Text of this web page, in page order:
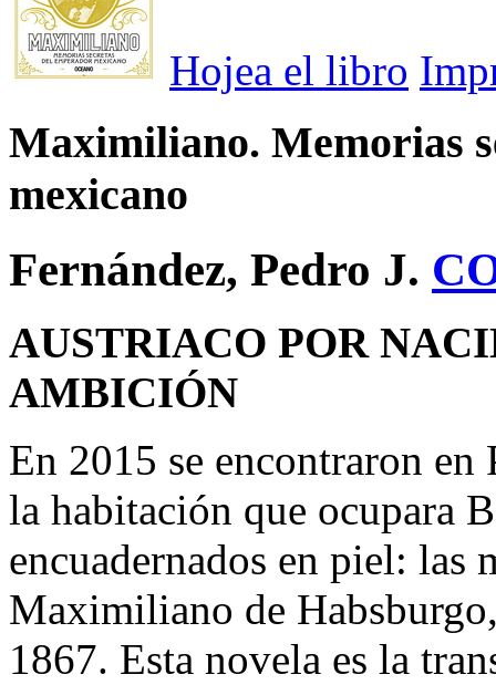
Hojea el libro
Maximiliano. Memorias
mexicano
Fernández, Pedro J.
AUSTRIACO POR
AMBICIÓN
En 2015 se encontraron
la habitación que ocupara
encuadernados en piel: las
Maximiliano de
1867. Esta novela es la